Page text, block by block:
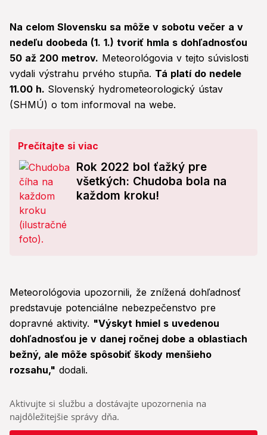
Na celom Slovensku sa môže v sobotu večer a v
nedeľu doobeda (1. 1.) tvoriť hmla s dohľadnosťou
50 až 200 metrov. Meteorológovia v tejto súvislosti
vydali výstrahu prvého stupňa. Tá platí do nedele
11.00 h. Slovenský hydrometeorologický ústav
(SHMÚ) o tom informoval na webe.
Prečítajte si viac
Rok 2022 bol ťažký pre
všetkých: Chudoba bola na
každom kroku!
Meteorológovia upozornili, že znížená dohľadnosť
predstavuje potenciálne nebezpečenstvo pre
dopravné aktivity. "Výskyt hmiel s uvedenou
dohľadnosťou je v danej ročnej dobe a oblastiach
bežný, ale môže spôsobiť škody menšieho
rozsahu," dodali.
Aktivujte si službu a dostávajte upozornenia na
najdôležitejšie správy dňa.